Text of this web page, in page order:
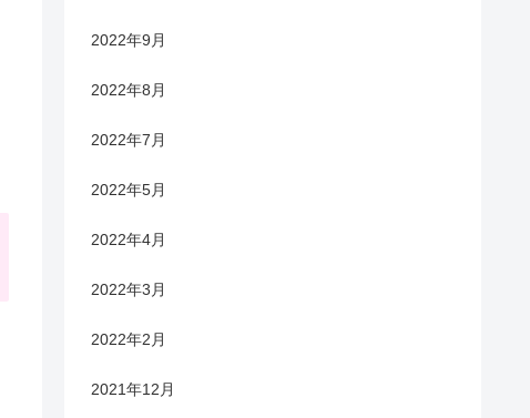
2022年9月
2022年8月
2022年7月
2022年5月
2022年4月
2022年3月
2022年2月
2021年12月